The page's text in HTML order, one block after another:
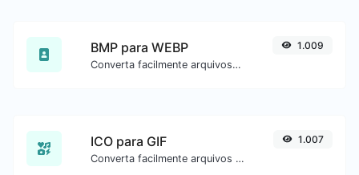
BMP para WEBP
Converta facilmente arquivos de imagem BMP para WEBP.
1.009
ICO para GIF
Converta facilmente arquivos de imagem ICO para GIF.
1.007